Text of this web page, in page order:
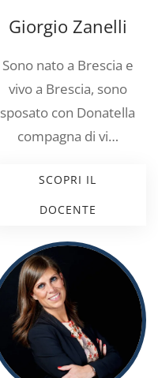
Giorgio Zanelli
Sono nato a Brescia e
vivo a Brescia, sono
sposato con Donatella
compagna di vi…
SCOPRI IL
DOCENTE